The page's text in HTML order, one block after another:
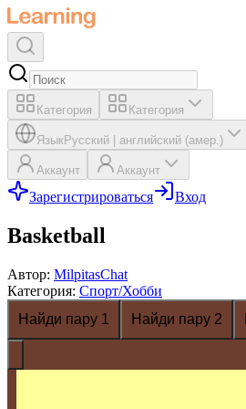
Категория Категория
ЯзыкРусский английский (амер.)
Аккаунт Аккаунт
Зарегистрироваться Вход
Basketball
Автор: MilpitasChat
Категория: Спорт/Хобби
Найди пару 1
Найди пару 2